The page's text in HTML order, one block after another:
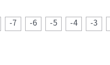
-7 -6 -5 -4 -3